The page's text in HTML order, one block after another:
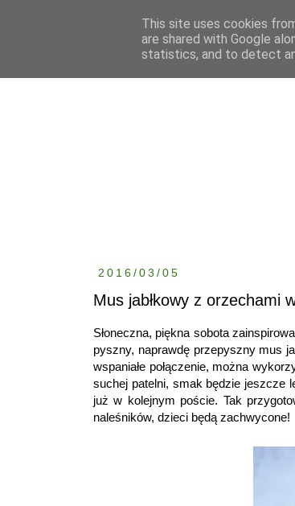
2016/03/05
Mus jabłkowy z orzechami
Słoneczna, piękna sobota
pyszny, naprawdę przepyszny mus
wspaniałe połączenie, można
suchej patelni, smak będzie jeszcze
już w kolejnym poście. Tak
naleśników, dzieci będą zachwycone!
This site uses cookies
are shared with Google
statistics, and to detect